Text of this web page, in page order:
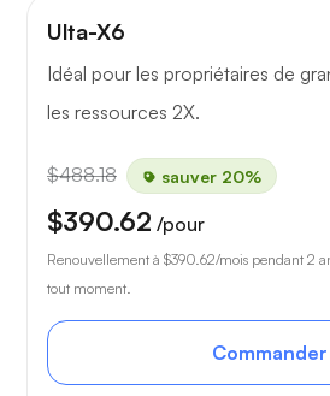
Ulta-X6
Idéal pour les propriétaires de
les ressources 2X.
$488.18 sauver 20%
$390.62 /pour
Renouvellement à $390.62/mois pendant 2
tout moment.
Commander